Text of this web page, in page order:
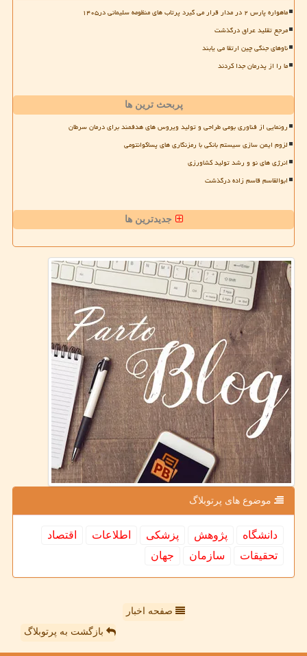
ماهواره پارس ۲ در مدار قرار می گیرد پرتاب های منظومه سلیمانی در۱۴۰۵
مرجع تقلید عراق درگذشت
ناوهای جنگی چین ارتقا می یابند
ما را از پدرمان جدا کردند
پربحث ترین ها
رونمایی از فناوری بومی طراحی و تولید ویروس های هدفمند برای درمان سرطان
لزوم ایمن سازی سیستم بانکی با رمزنگاری های پساکوانتومی
انرژی های نو و رشد تولید کشاورزی
ابوالقاسم قاسم زاده درگذشت
جدیدترین ها
موضوع های پرتوبلاگ
دانشگاه پژوهش پزشكی اطلاعات
اقتصاد
تحقیقات
سازمان جهان
صفحه اخبار
بازگشت به پرتوبلاگ